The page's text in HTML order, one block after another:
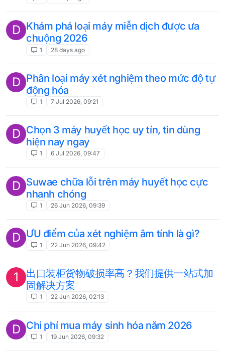
D Khám phá loại máy miễn dịch được ưa
chuộng 2026
1 28 days ago
D Phân loại máy xét nghiệm theo mức độ tự
động hóa
1 7 Jul 2026, 09:21
D Chọn 3 máy huyết học uy tín, tin dùng
hiện nay ngay
1 6 Jul 2026, 09:47
D Suwae chữa lỗi trên máy huyết học cực
nhanh chóng
1 26 Jun 2026, 09:39
D ƯU điểm của xét nghiệm âm tính là gì?
1 22 Jun 2026, 09:42
1
出口装柜货物破损率高？我们提供一站式加
固解决方案
1 22 Jun 2026, 02:13
D Chi phí mua máy sinh hóa năm 2026
1 19 Jun 2026, 09:32